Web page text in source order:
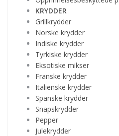
KRYDDER
Grillkrydder
Norske krydder
Indiske krydder
Tyrkiske krydder
Eksotiske mikser
Franske krydder
Italienske krydder
Spanske krydder
Snapskrydder
Pepper
Julekrydder